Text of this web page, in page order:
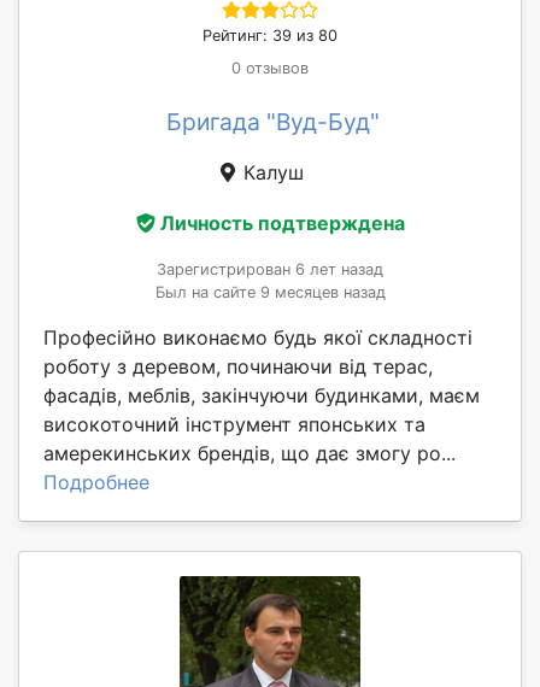
Рейтинг: 39 из 80
0 отзывов
Бригада "Вуд-Буд"
Калуш
Личность подтверждена
Зарегистрирован 6 лет назад
Был на сайте 9 месяцев назад
Професійно виконаємо будь якої складності
роботу з деревом, починаючи від терас,
фасадів, меблів, закінчуючи будинками, маєм
високоточний інструмент японських та
амерекинських брендів, що дає змогу ро...
Подробнее